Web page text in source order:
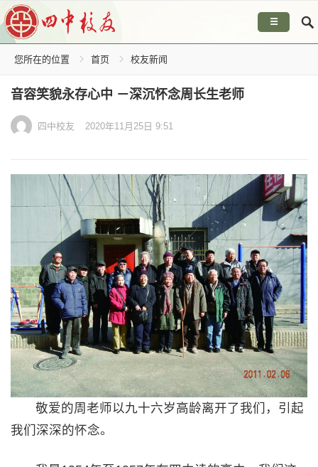
☰
您所在的位置 首页 校友新闻
音容笑貌永存心中 －深沉怀念周长生老师
四中校友 2020年11月25日 9:51
敬爱的周老师以九十六岁高龄离开了我们，引起
我们深深的怀念。